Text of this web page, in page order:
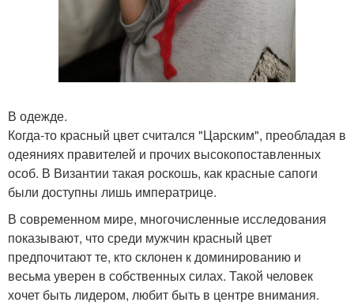
В одежде.
Когда-то красный цвет считался "Царским", преобладая в
одеяниях правителей и прочих высокопоставленных
особ. В Византии такая роскошь, как красные сапоги
были доступны лишь императрице.
В современном мире, многочисленные исследования
показывают, что среди мужчин красный цвет
предпочитают те, кто склонен к доминированию и
весьма уверен в собственных силах. Такой человек
хочет быть лидером, любит быть в центре внимания.